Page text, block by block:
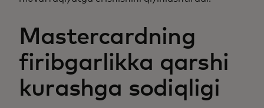
Mastercardning
firibgarlikka qarshi
kurashga sodiqligi